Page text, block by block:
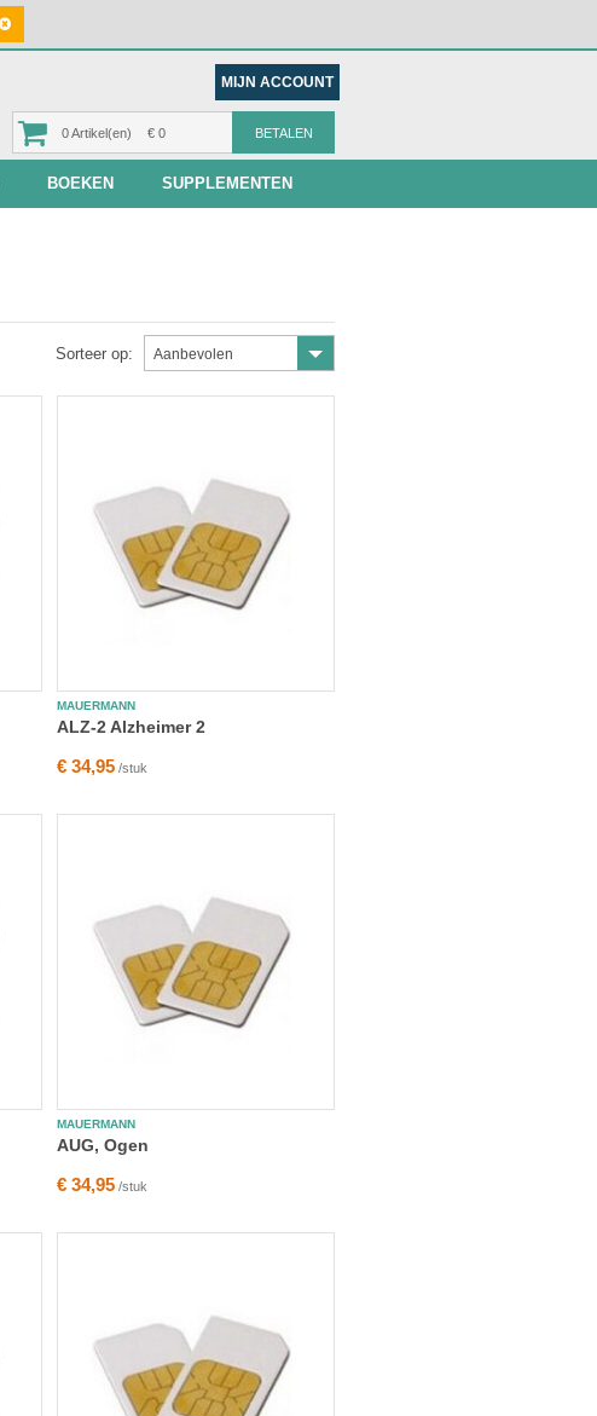
MIJN ACCOUNT
0 Artikel(en) € 0 BETALEN
BOEKEN SUPPLEMENTEN
Sorteer op: Aanbevolen
MAUERMANN
ALZ-2 Alzheimer 2
€ 34,95 /stuk
MAUERMANN
AUG, Ogen
€ 34,95 /stuk